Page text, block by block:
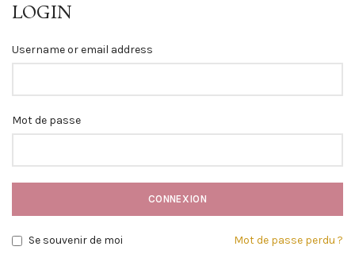
LOGIN
Username or email address
Mot de passe
CONNEXION
Mot de passe perdu ?
Se souvenir de moi